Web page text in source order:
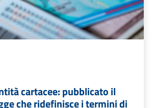
cartacee: pubblicato il
che ridefinisce i termini di